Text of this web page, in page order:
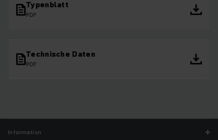
Typenblatt
PDF
Technische Daten
PDF
Information